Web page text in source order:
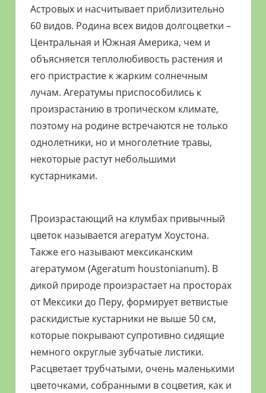
Астровых и насчитывает приблизительно
60 видов. Родина всех видов долгоцветки –
Центральная и Южная Америка, чем и
объясняется теплолюбивость растения и
его пристрастие к жарким солнечным
лучам. Агератумы приспособились к
произрастанию в тропическом климате,
поэтому на родине встречаются не только
однолетники, но и многолетние травы,
некоторые растут небольшими
кустарниками.
Произрастающий на клумбах привычный
цветок называется агератум Хоустона.
Также его называют мексиканским
агератумом (Ageratum houstonianum). В
дикой природе произрастает на просторах
от Мексики до Перу, формирует ветвистые
раскидистые кустарники не выше 50 см,
которые покрывают супротивно сидящие
немного округлые зубчатые листики.
Расцветает трубчатыми, очень маленькими
цветочками, собранными в соцветия, как и